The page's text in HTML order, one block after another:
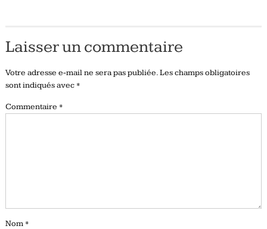
Laisser un commentaire
Votre adresse e-mail ne sera pas publiée.Les champs obligatoires
sont indiqués avec *
Commentaire *
Nom *